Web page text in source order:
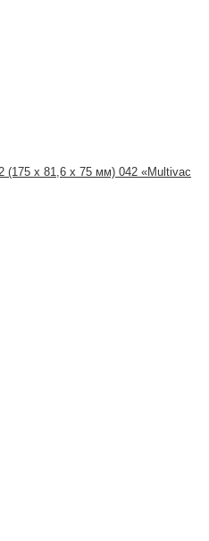
(175 x 81,6 x 75 мм) 042 «Multivac